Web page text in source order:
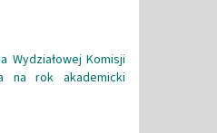
Wydziałowej Komisji
na rok akademicki